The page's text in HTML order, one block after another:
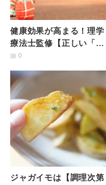
健康効果が高まる！理学
療法士監修【正しい「ウ
ォーキング」4つのポイン
0
ジャガイモは【調理次第